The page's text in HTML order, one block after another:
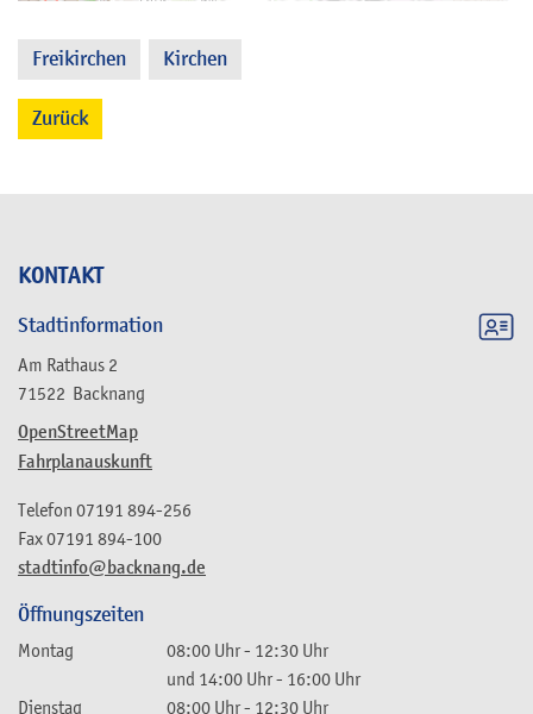
KONTAKT
Stadtinformation
Am Rathaus 2
71522 Backnang
OpenStreetMap
Fahrplanauskunft
stadtinfo@backnang.de
Telefon 07191 894-256
Fax07191 894-100
Öffnungszeiten
Montag 08:00 Uhr- 12:30 Uhr
und 14:00 Uhr- 16:00 Uhr
Dienstag
08:00 Uhr- 12:30 Uhr
Freikirchen Kirchen
Zurück